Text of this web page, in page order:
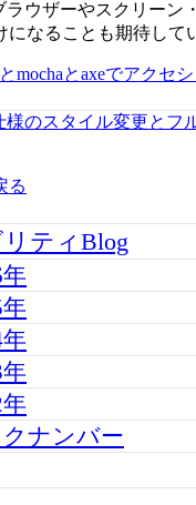
ラウザーやスクリーン
なることも期待して
mochaとaxeでアクセ
様のスタイル変更とフ
る
ティBlog
ナンバー